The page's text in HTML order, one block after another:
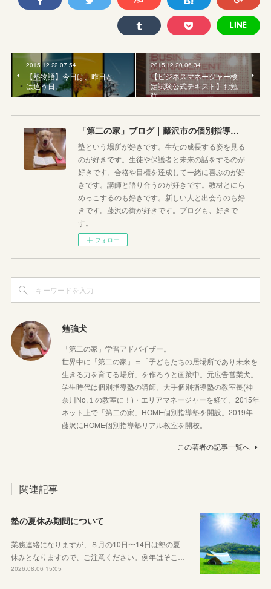
2015.12.22 07:54
【塾物語】今日は、昨日と
は違う日。
2015.12.20 06:34
【ビジネスマネージャー検
定試験公式テキスト】お勉
強
「第二の家」ブログ｜藤沢市の個別指導塾のお話
塾という場所が好きです。生徒の成長する姿を見る
のが好きです。生徒や保護者と未来の話をするのが
好きです。合格や目標を達成して一緒に喜ぶのが好
きです。講師と語り合うのが好きです。教材とにら
めっこするのも好きです。新しい人と出会うのも好
きです。藤沢の街が好きです。ブログも、好きで
す。
フォロー
勉強犬
「第二の家」学習アドバイザー。
世界中に「第二の家」＝「子どもたちの居場所であり未来を
生きる力を育てる場所」を作ろうと画策中。元広告営業犬。
学生時代は個別指導塾の講師。大手個別指導塾の教室長(神
奈川No,１の教室に！)・エリアマネージャーを経て、2015年
ネット上で「第二の家」HOME個別指導塾を開設。2019年
藤沢にHOME個別指導塾リアル教室を開校。
この著者の記事一覧へ
関連記事
塾の夏休み期間について
業務連絡になりますが、８月の10日〜14日は塾の夏
休みとなりますので、ご注意ください。例年はそこ…
2026.08.06 15:05